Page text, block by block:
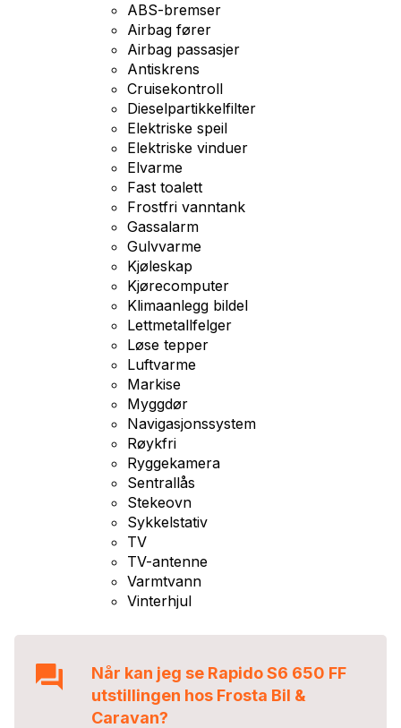
ABS-bremser
Airbag fører
Airbag passasjer
Antiskrens
Cruisekontroll
Dieselpartikkelfilter
Elektriske speil
Elektriske vinduer
Elvarme
Fast toalett
Frostfri vanntank
Gassalarm
Gulvvarme
Kjøleskap
Kjørecomputer
Klimaanlegg bildel
Lettmetallfelger
Løse tepper
Luftvarme
Markise
Myggdør
Navigasjonssystem
Røykfri
Ryggekamera
Sentrallås
Stekeovn
Sykkelstativ
TV
TV-antenne
Varmtvann
Vinterhjul
Når kan jeg se Rapido S6 650 FF
utstillingen hos Frosta Bil &
Caravan?